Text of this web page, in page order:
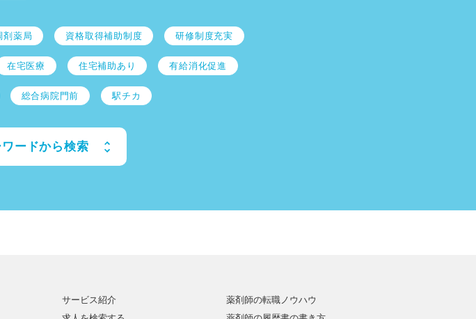
剤薬局 資格取得補助制度 研修制度充実
在宅医療 住宅補助あり 有給消化促進
総合病院門前 駅チカ
ードから検索
サービス紹介
薬剤師の転職ノウハウ